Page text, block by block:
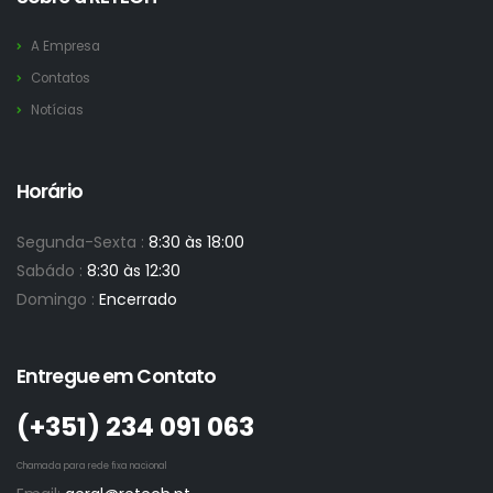
A Empresa
Contatos
Notícias
Horário
Segunda-Sexta : 8:30 às 18:00
Sabádo : 8:30 às 12:30
Domingo : Encerrado
Entregue em Contato
(+351)­ 234 091 063
Chamada para rede fixa nacional